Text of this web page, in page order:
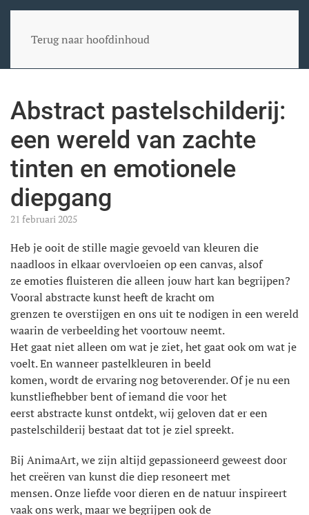
Terug naar hoofdinhoud
Abstract pastelschilderij:
een wereld van zachte
tinten en emotionele
diepgang
21 februari 2025
Heb je ooit de stille magie gevoeld van kleuren die
naadloos in elkaar overvloeien op een canvas, alsof
ze emoties fluisteren die alleen jouw hart kan begrijpen?
Vooral abstracte kunst heeft de kracht om
grenzen te overstijgen en ons uit te nodigen in een wereld
waarin de verbeelding het voortouw neemt.
Het gaat niet alleen om wat je ziet, het gaat ook om wat je
voelt. En wanneer pastelkleuren in beeld
komen, wordt de ervaring nog betoverender. Of je nu een
kunstliefhebber bent of iemand die voor het
eerst abstracte kunst ontdekt, wij geloven dat er een
pastelschilderij bestaat dat tot je ziel spreekt.
Bij AnimaArt, we zijn altijd gepassioneerd geweest door
het creëren van kunst die diep resoneert met
mensen. Onze liefde voor dieren en de natuur inspireert
vaak ons ​​werk, maar we begrijpen ook de